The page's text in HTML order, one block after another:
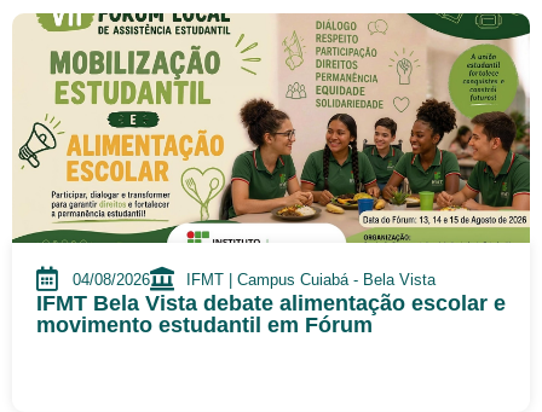
04/08/2026 IFMT | Campus Cuiabá - Bela Vista
IFMT Bela Vista debate alimentação escolar e
movimento estudantil em Fórum